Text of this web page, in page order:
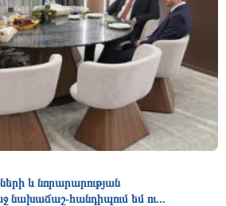
և նորարարության
նախաճաշ-հանդիպում եմ ու...